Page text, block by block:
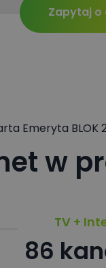
Zapytaj
Emeryta BLOK
w
TV +
86